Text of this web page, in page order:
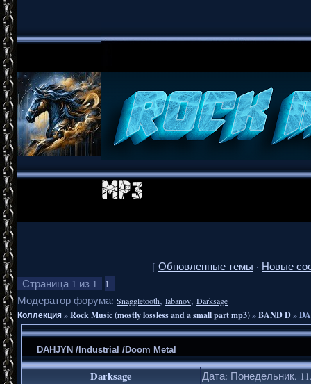
[ Обновленные темы · Новые
Страница 1 из 1 1
Модератор форума: Snaggletooth, labanov, Darksage
Коллекция»Rock Music (mostly lossless and a small part mp3)»BAND D»
DAHJYN /Industrial /Doom Metal
Darksage Дата: Понедельник,